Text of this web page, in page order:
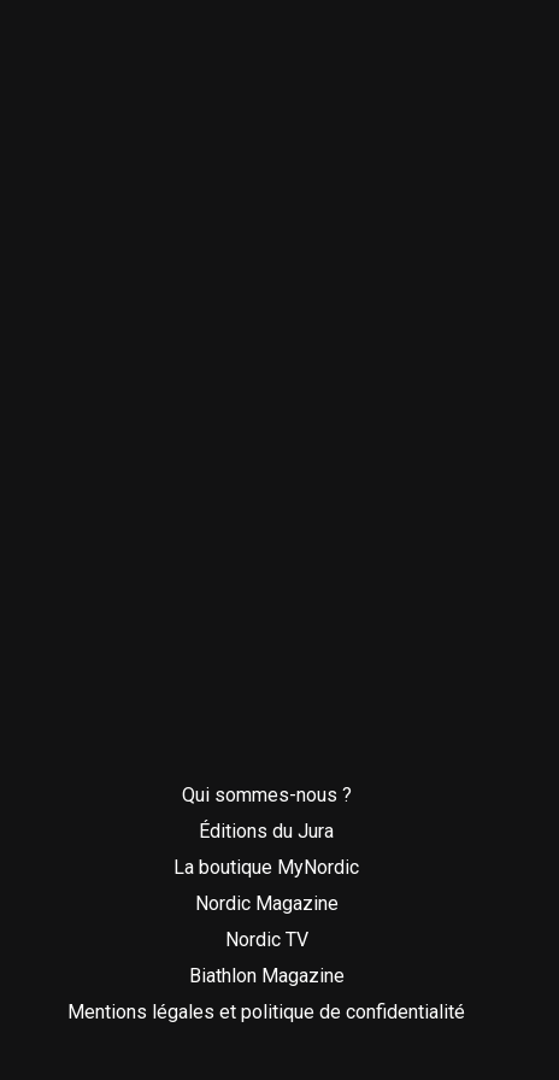
Qui sommes-nous ?
Éditions du Jura
La boutique MyNordic
Nordic Magazine
Nordic TV
Biathlon Magazine
Mentions légales et politique de confidentialité